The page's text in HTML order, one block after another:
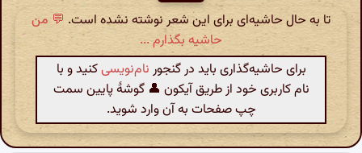
تا به حال حاشیه‌ای برای این شعر نوشته نشده است. 💬 من
حاشیه بگذارم ...
برای حاشیه‌گذاری باید در گنجور نام‌نویسیکنید و با
نام کاربری خود از طریق آیکون 👤 گوشهٔ پایین سمت
چپ صفحات به آن وارد شوید.